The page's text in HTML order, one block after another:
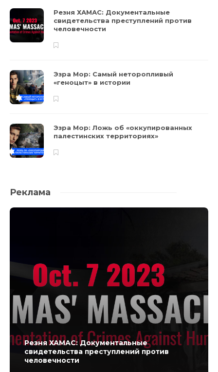
Резня ХАМАС: Документальные
свидетельства преступлений против
человечности
Эзра Мор: Самый неторопливый
«геноцыт» в истории
Эзра Мор: Ложь об «оккупированных
палестинских территориях»
Реклама
Резня ХАМАС: Документальные
свидетельства преступлений против
человечности